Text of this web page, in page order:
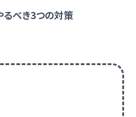
るべき3つの対策